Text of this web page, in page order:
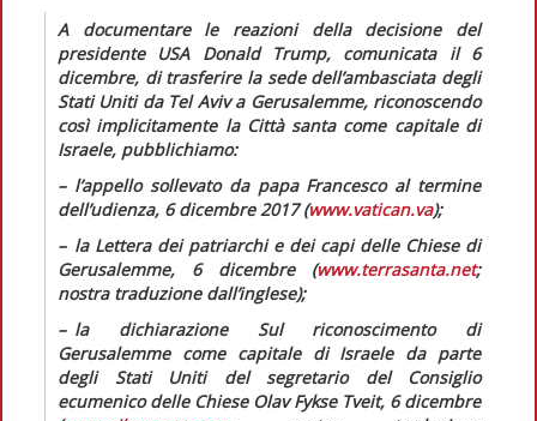
A documentare le reazioni della decisione del
presidente USA Donald Trump, comunicata il 6
dicembre, di trasferire la sede dell’ambasciata degli
Stati Uniti da Tel Aviv a Gerusalemme, riconoscendo
così implicitamente la Città santa come capitale di
Israele, pubblichiamo:
– l’appello sollevato da papa Francesco al termine
dell’udienza, 6 dicembre 2017 (www.vatican.va);
– la Lettera dei patriarchi e dei capi delle Chiese di
Gerusalemme, 6 dicembre (www.terrasanta.net;
nostra traduzione dall’inglese);
– la dichiarazione Sul riconoscimento di
Gerusalemme come capitale di Israele da parte
degli Stati Uniti del segretario del Consiglio
ecumenico delle Chiese Olav Fykse Tveit, 6 dicembre